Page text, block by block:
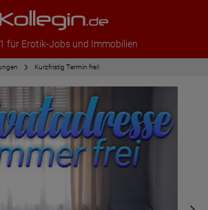
1 für Erotik-Jobs und Immobilien
Kurzfristig Termin frei!